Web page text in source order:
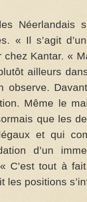
Néerlandais
« Il s’agit
chez Kantar. «
ailleurs
observe.
Même le
que les
et qui
d’un
C’est tout à
les positions